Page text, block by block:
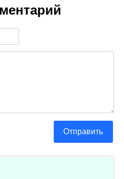
Отправить